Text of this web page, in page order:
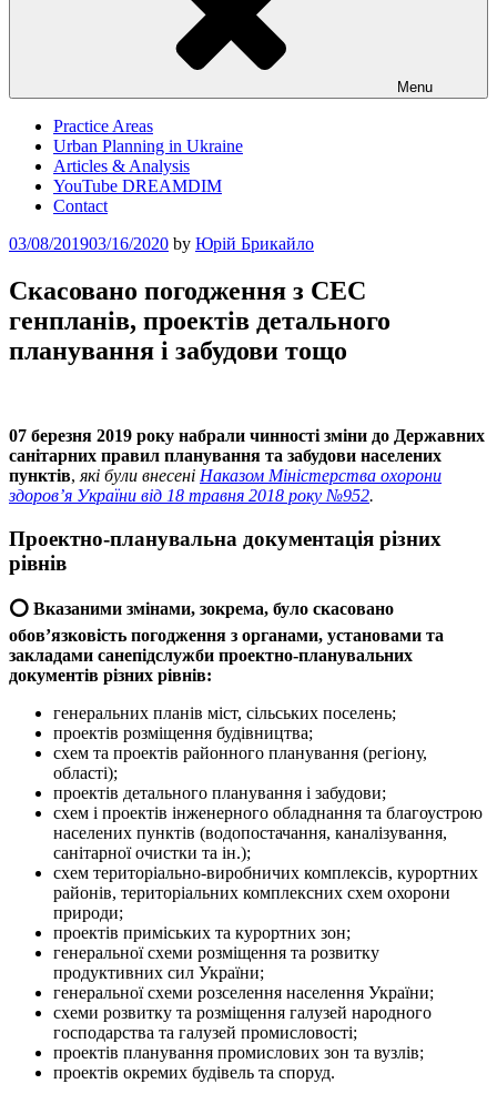
Menu
Practice Areas
Urban Planning in Ukraine
Articles & Analysis
YouTube DREAMDIM
Contact
Posted
03/08/201903/16/2020 by Юрій Брикайло
Скасовано погодження з СЕС
генпланів, проектів детального
планування і забудови тощо
07 березня 2019 року набрали чинності зміни до Державних
санітарних правил планування та забудови населених
пунктів, які були внесені Наказом Міністерства охорони
здоров’я України від 18 травня 2018 року №952.
Проектно-планувальна документація різних
рівнів
⭕️ Вказаними змінами, зокрема, було скасовано
обов’язковість погодження з органами, установами та
закладами санепідслужби проектно-планувальних
документів різних рівнів:
генеральних планів міст, сільських поселень;
проектів розміщення будівництва;
схем та проектів районного планування (регіону,
області);
проектів детального планування і забудови;
схем і проектів інженерного обладнання та благоустрою
населених пунктів (водопостачання, каналізування,
санітарної очистки та ін.);
схем територіально-виробничих комплексів, курортних
районів, територіальних комплексних схем охорони
природи;
проектів приміських та курортних зон;
генеральної схеми розміщення та розвитку
продуктивних сил України;
генеральної схеми розселення населення України;
схеми розвитку та розміщення галузей народного
господарства та галузей промисловості;
проектів планування промислових зон та вузлів;
проектів окремих будівель та споруд.